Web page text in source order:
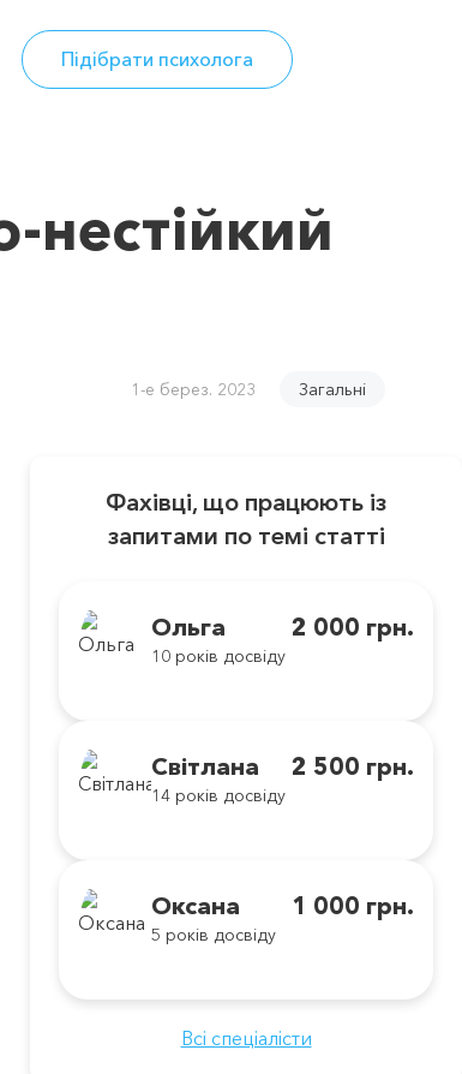
Підібрати психолога
нестійкий
1-е берез. 2023 Загальні
Фахівці, що працюють із
запитами по темі статті
Ольга 2 000 грн.
10 років досвіду
Світлана 2 500 грн.
14 років досвіду
Оксана 1 000 грн.
5 років досвіду
Всі спеціалісти